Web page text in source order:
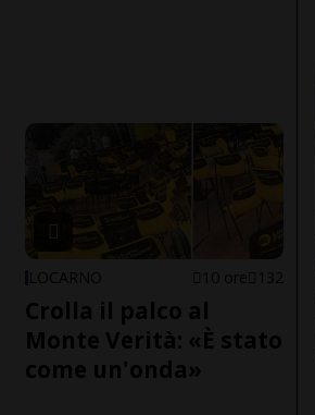
LOCARNO 10 ore 132
Crolla il palco al
Monte Verità: «È stato
come un'onda»